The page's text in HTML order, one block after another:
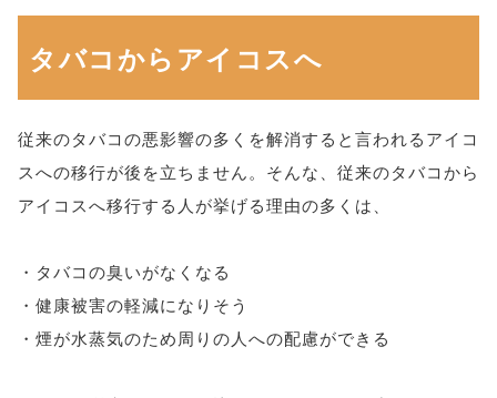
タバコからアイコスへ
従来のタバコの悪影響の多くを解消すると言われるアイコ
スへの移行が後を立ちません。そんな、従来のタバコから
アイコスへ移行する人が挙げる理由の多くは、
・タバコの臭いがなくなる
・健康被害の軽減になりそう
・煙が水蒸気のため周りの人への配慮ができる